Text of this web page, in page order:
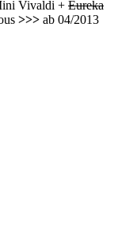
Vivaldi + Eureka
>>> ab 04/2013